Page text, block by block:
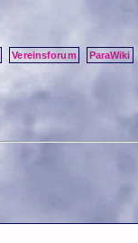
Vereinsforum ParaWiki